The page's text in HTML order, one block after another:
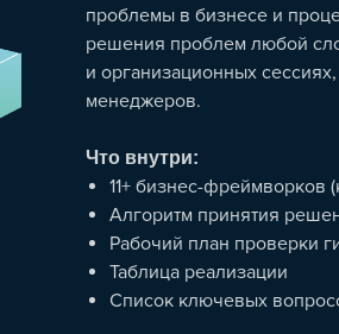
проблемы в бизнесе и
решения проблем любой
и организационных
менеджеров.
Что внутри:
11+ бизнес-фреймворков
Алгоритм принятия
Рабочий план проверки
Таблица реализации
Список ключевых